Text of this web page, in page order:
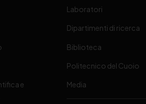
e
Laboratori
Dipartimenti di ricerca
Biblioteca
Politecnico del Cuoio
Media